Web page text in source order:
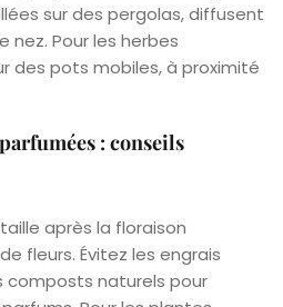
sur des pergolas, diffusent
nez. Pour les herbes
des pots mobiles, à proximité
: conseils
après la floraison
fleurs. Évitez les engrais
composts naturels pour